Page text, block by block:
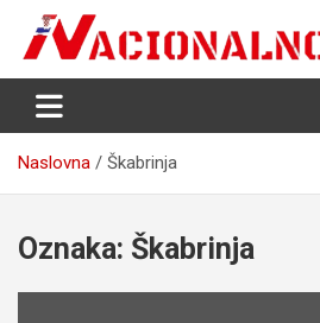
content
NacionalnoPlus.hr
Nacija želi znati više
Naslovna Škabrinja
Oznaka: Škabrinja